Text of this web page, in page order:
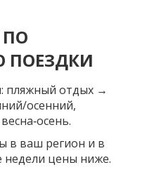
пляжный отдых →
осенний,
в ваш регион и в
недели цены ниже.